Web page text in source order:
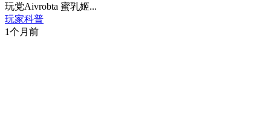
玩党Aivrobta 蜜乳姬...
玩家科普
1个月前